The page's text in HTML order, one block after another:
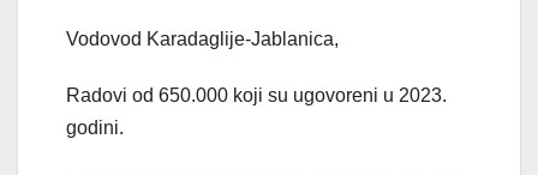
Vodovod Karadaglije-Jablanica,
Radovi od 650.000 koji su ugovoreni u 2023.
godini.